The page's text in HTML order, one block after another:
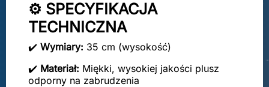
⚙️ SPECYFIKACJA
TECHNICZNA
✔️ Wymiary: 35 cm (wysokość)
✔️ Materiał: Miękki, wysokiej jakości plusz
odporny na zabrudzenia